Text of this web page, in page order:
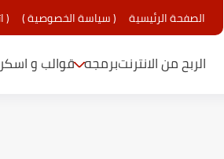
الصفحة الرئيسية ( سياسة الخصوصية ) (
الربح من الانترنتبرمجه قوالب و